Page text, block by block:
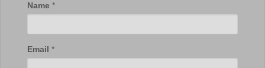
Name *
Email *